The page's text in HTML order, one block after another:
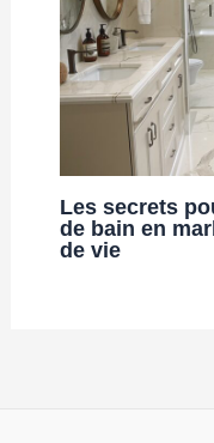
Les secrets
de bain en
de vie